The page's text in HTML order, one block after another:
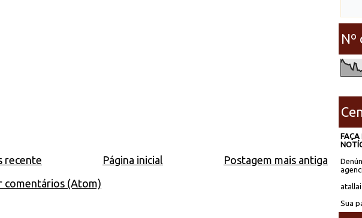
recente Postagem mais antiga
Página inicial
comentários (Atom)
Nº
FAÇA
Sua